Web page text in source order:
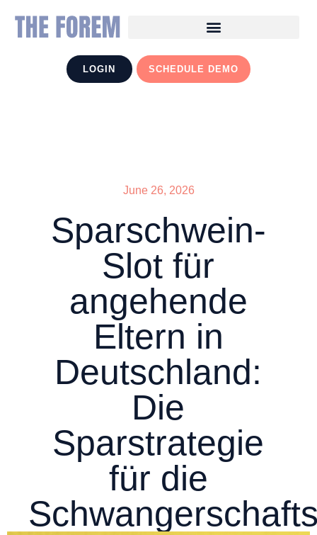
LOGIN SCHEDULE DEMO
June 26, 2026
Sparschwein-
Slot für
angehende
Eltern in
Deutschland:
Die
Sparstrategie
für die